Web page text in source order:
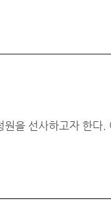
을 선사하고자 한다.